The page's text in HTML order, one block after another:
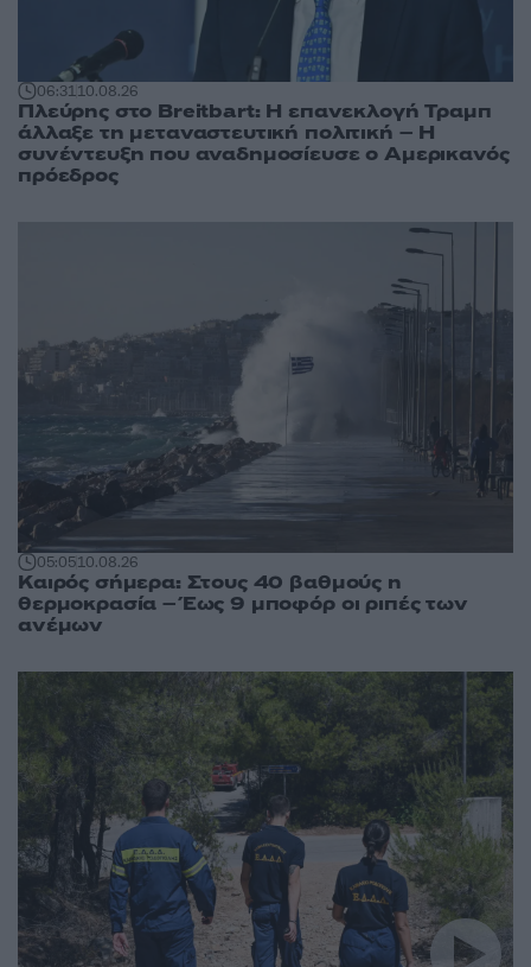
06:3110.08.26
Πλεύρης στο Breitbart: Η επανεκλογή Τραμπ
άλλαξε τη μεταναστευτική πολιτική – Η
συνέντευξη που αναδημοσίευσε ο Αμερικανός
πρόεδρος
05:0510.08.26
Καιρός σήμερα: Στους 40 βαθμούς η
θερμοκρασία – Έως 9 μποφόρ οι ριπές των
ανέμων